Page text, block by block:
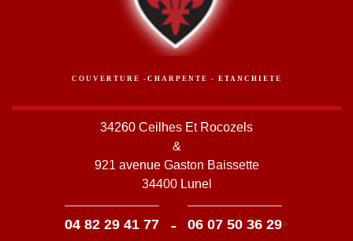
COUVERTURE -CHARPENTE - ETANCHIETE
34260 Ceilhes Et Rocozels
&
921 avenue Gaston Baissette
34400 Lunel
04 82 29 41 77 - 06 07 50 36 29>